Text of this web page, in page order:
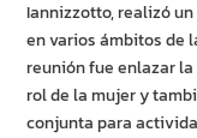
Iannizzotto, realizó
en varios ámbitos de
reunión fue enlazar
rol de la mujer y
conjunta para